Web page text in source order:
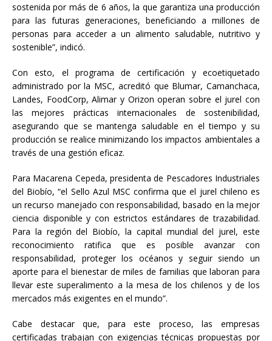
sostenida por más de 6 años, la que garantiza una producción
para las futuras generaciones, beneficiando a millones de
personas para acceder a un alimento saludable, nutritivo y
sostenible”, indicó.
Con esto, el programa de certificación y ecoetiquetado
administrado por la MSC, acreditó que Blumar, Camanchaca,
Landes, FoodCorp, Alimar y Orizon operan sobre el jurel con
las mejores prácticas internacionales de sostenibilidad,
asegurando que se mantenga saludable en el tiempo y su
producción se realice minimizando los impactos ambientales a
través de una gestión eficaz.
Para Macarena Cepeda, presidenta de Pescadores Industriales
del Biobío, “el Sello Azul MSC confirma que el jurel chileno es
un recurso manejado con responsabilidad, basado en la mejor
ciencia disponible y con estrictos estándares de trazabilidad.
Para la región del Biobío, la capital mundial del jurel, este
reconocimiento ratifica que es posible avanzar con
responsabilidad, proteger los océanos y seguir siendo un
aporte para el bienestar de miles de familias que laboran para
llevar este superalimento a la mesa de los chilenos y de los
mercados más exigentes en el mundo”.
Cabe destacar que, para este proceso, las empresas
certificadas trabajan con exigencias técnicas propuestas por